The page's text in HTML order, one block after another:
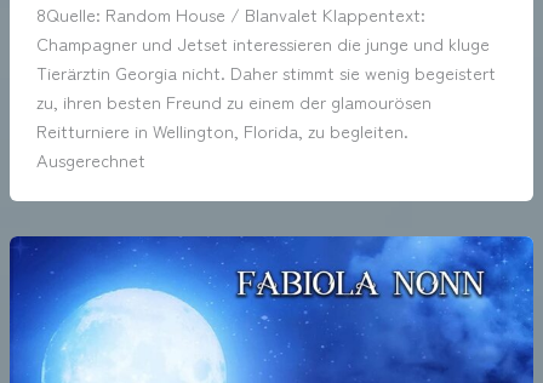
8Quelle: Random House / Blanvalet Klappentext:
Champagner und Jetset interessieren die junge und kluge
Tierärztin Georgia nicht. Daher stimmt sie wenig begeistert
zu, ihren besten Freund zu einem der glamourösen
Reitturniere in Wellington, Florida, zu begleiten.
Ausgerechnet